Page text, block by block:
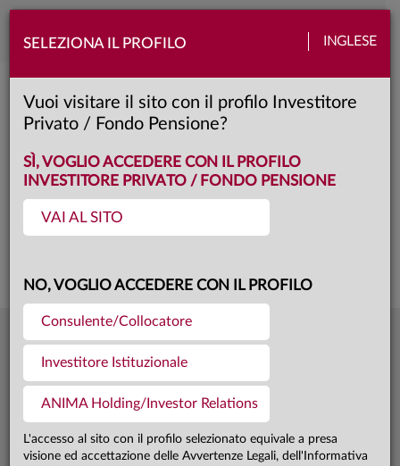
SELEZIONA IL PROFILO INGLESE
Vuoi visitare il sito con il profilo Investitore
Privato / Fondo Pensione?
SÌ, VOGLIO ACCEDERE CON IL PROFILO
INVESTITORE PRIVATO / FONDO PENSIONE
VAI AL SITO
NO, VOGLIO ACCEDERE CON IL PROFILO
Consulente/Collocatore
Investitore Istituzionale
ANIMA Holding/Investor Relations
L'accesso al sito con il profilo selezionato equivale a presa
visione ed accettazione delle Avvertenze Legali, dell'Informativa
Toggle
Anima Sforzesco
Classe: F
Questa è una comunicazione di marketing. Si prega di consultare il prospetto e
Ultima quota
04.08.26
Patrimonio fondo 31.07.26
Patrimonio classe F 31.07.26